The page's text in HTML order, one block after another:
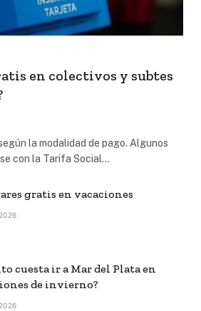
en colectivos y subtes
la modalidad de pago. Algunos
con la Tarifa Social…
gratis en vacaciones
cuesta ir a Mar del Plata en
de invierno?